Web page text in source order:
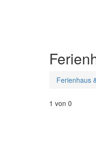
Ferienhaus
1 von 0